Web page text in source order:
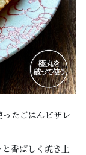
たごはんピザレ
香ばしく焼き上